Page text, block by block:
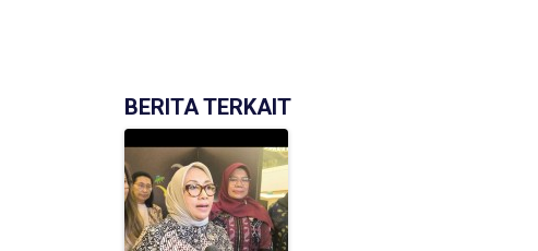
BERITA TERKAIT